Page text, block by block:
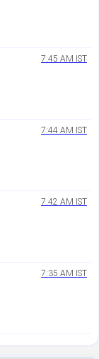
7:45 AM IST
7:44 AM IST
7:42 AM IST
7:35 AM IST